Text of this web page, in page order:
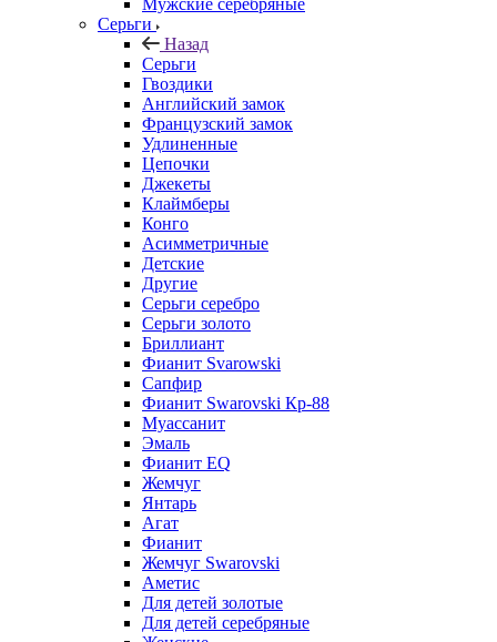
Мужские серебряные
Серьги
Назад
Серьги
Гвоздики
Английский замок
Французский замок
Удлиненные
Цепочки
Джекеты
Клаймберы
Конго
Асимметричные
Детские
Другие
Серьги серебро
Серьги золото
Бриллиант
Фианит Svarowski
Сапфир
Фианит Swarovski Кр-88
Муассанит
Эмаль
Фианит EQ
Жемчуг
Янтарь
Агат
Фианит
Жемчуг Swarovski
Аметис
Для детей золотые
Для детей серебряные